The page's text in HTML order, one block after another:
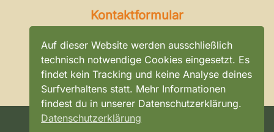
Kontaktformular
E-Mail: kontakt@tierheim-bad-
kreuznach.de
Auf dieser Website werden ausschließlich
technisch notwendige Cookies eingesetzt. Es
findet kein Tracking und keine Analyse deines
Surfverhaltens statt. Mehr Informationen
findest du in unserer Datenschutzerklärung.
Datenschutzerklärung